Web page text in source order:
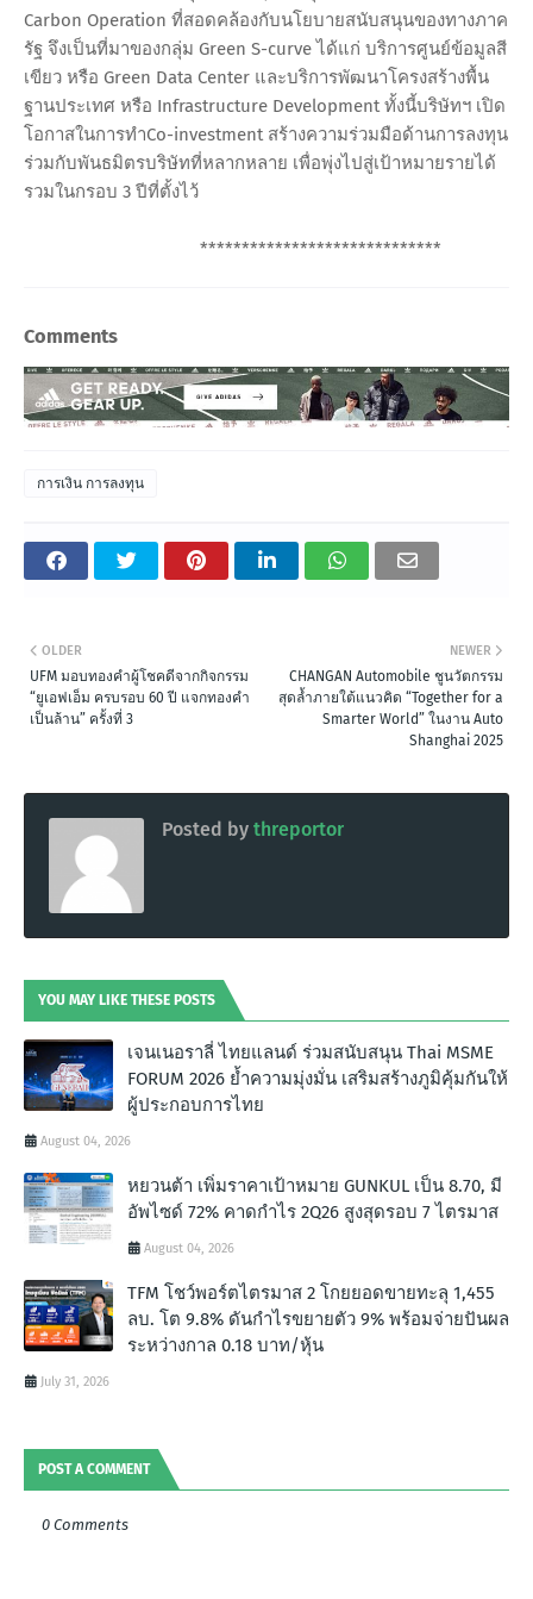
Carbon Operation ที่สอดคล้องกับนโยบายสนับสนุนของทางภาค
รัฐ จึงเป็นที่มาของกลุ่ม Green S-curve ได้แก่ บริการศูนย์ข้อมูลสี
เขียว หรือ Green Data Center และบริการพัฒนาโครงสร้างพื้น
ฐานประเทศ หรือ Infrastructure Development ทั้งนี้บริษัทฯ เปิด
โอกาสในการทำCo-investment สร้างความร่วมมือด้านการลงทุน
ร่วมกับพันธมิตรบริษัทที่หลากหลาย เพื่อพุ่งไปสู่เป้าหมายรายได้
รวมในกรอบ 3 ปีที่ตั้งไว้
*****************************
Comments
การเงิน การลงทุน
NEWER
CHANGAN Automobile ชูนวัตกรรม
สุดล้ำภายใต้แนวคิด “Together for a
Smarter World” ในงาน Auto
Shanghai 2025
OLDER
UFM มอบทองคำผู้โชคดีจากกิจกรรม
“ยูเอฟเอ็ม ครบรอบ 60 ปี แจกทองคำ
เป็นล้าน” ครั้งที่ 3
Posted by threportor
YOU MAY LIKE THESE POSTS
เจนเนอราลี่ ไทยแลนด์ ร่วมสนับสนุน Thai MSME
FORUM 2026 ย้ำความมุ่งมั่น เสริมสร้างภูมิคุ้มกันให้
ผู้ประกอบการไทย
August 04, 2026
หยวนต้า เพิ่มราคาเป้าหมาย GUNKUL เป็น 8.70, มี
อัพไซด์ 72% คาดกำไร 2Q26 สูงสุดรอบ 7 ไตรมาส
August 04, 2026
TFM โชว์พอร์ตไตรมาส 2 โกยยอดขายทะลุ 1,455
ลบ. โต 9.8% ดันกำไรขยายตัว 9% พร้อมจ่ายปันผล
ระหว่างกาล 0.18 บาท/หุ้น
July 31, 2026
POST A COMMENT
0 Comments